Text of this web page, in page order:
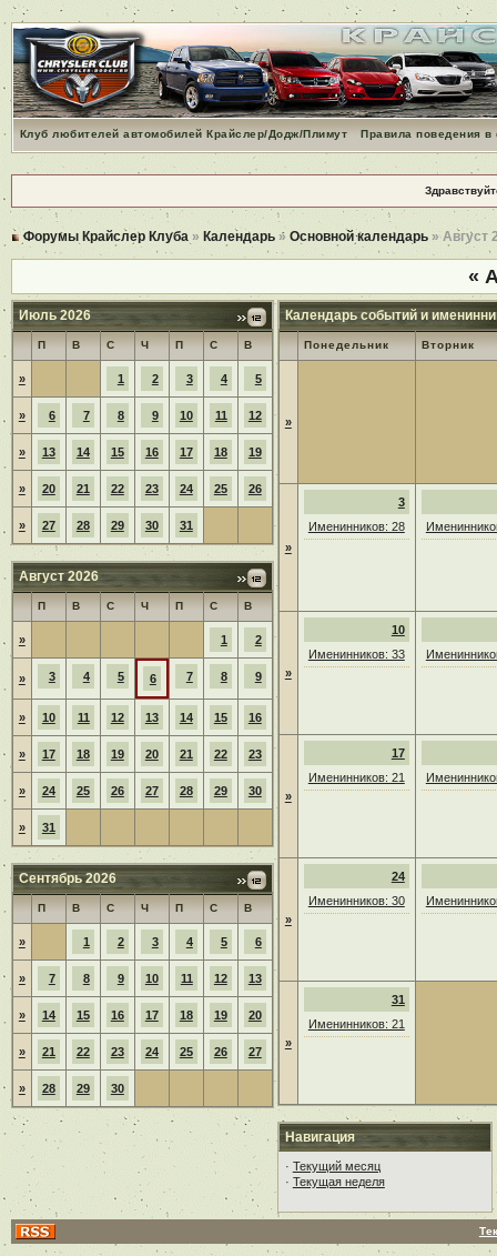
Клуб любителей автомобилей Крайслер/Додж/Плимут Правила поведения
Форумы Крайслер Клуба » Календарь» Основной календарь» Август
«
Июль 2026
П В С Ч П С В
» 1 2 3 4 5
» 6 7 8 9 10 11 12
» 13 14 15 16 17 18 19
» 20 21 22 23 24 25 26
» 27 28 29 30 31
Август 2026
П В С Ч П С В
» 1 2
» 3 4 5 6 7 8 9
» 10 11 12 13 14 15 16
» 17 18 19 20 21 22 23
» 24 25 26 27 28 29 30
» 31
Сентябрь 2026
П В С Ч П С В
» 1 2 3 4 5 6
» 7 8 9 10 11 12 13
» 14 15 16 17 18 19 20
» 21 22 23 24 25 26 27
» 28 29 30
Календарь событий и
Понедельник Вторник
»
»
3
Именинников: 28
»
10
Именинников: 33
»
17
Именинников: 21
»
24
Именинников: 30
»
31
Именинников: 21
Навигация
· Текущий месяц
· Текущая неделя